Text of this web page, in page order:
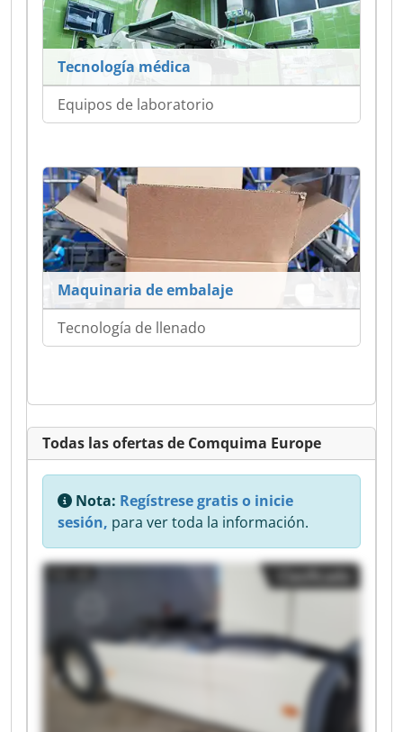
Tecnología médica
Equipos de laboratorio
Maquinaria de embalaje
Tecnología de llenado
Todas las ofertas de Comquima Europe
Nota: Regístrese gratis o inicie
sesión, para ver toda la información.
Clasificado